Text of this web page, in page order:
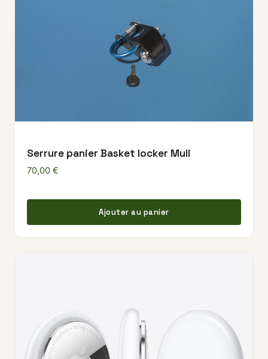
Serrure panier Basket locker Muli
70,00 €
Ajouter au panier